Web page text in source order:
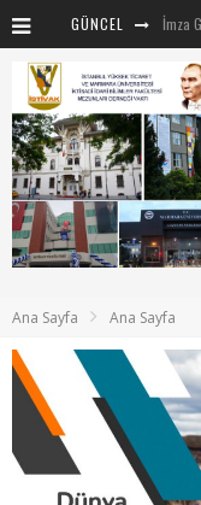
GÜNCEL İmza
Ana Sayfa Ana Sayfa